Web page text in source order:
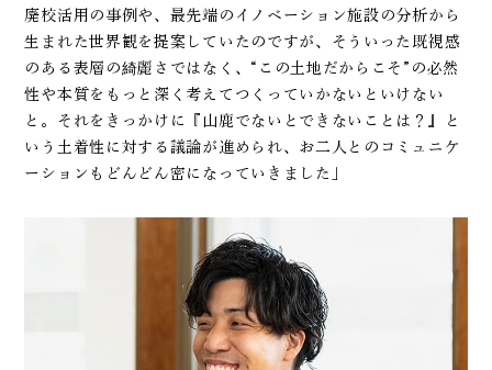
廃校活用の事例や、最先端のイノベーション施設の分析から
生まれた世界観を提案していたのですが、そういった既視感
のある表層の綺麗さではなく、“この土地だからこそ”の必然
性や本質をもっと深く考えてつくっていかないといけない
と。それをきっかけに『山鹿でないとできないことは？』と
いう土着性に対する議論が進められ、お二人とのコミュニケ
ーションもどんどん密になっていきました」